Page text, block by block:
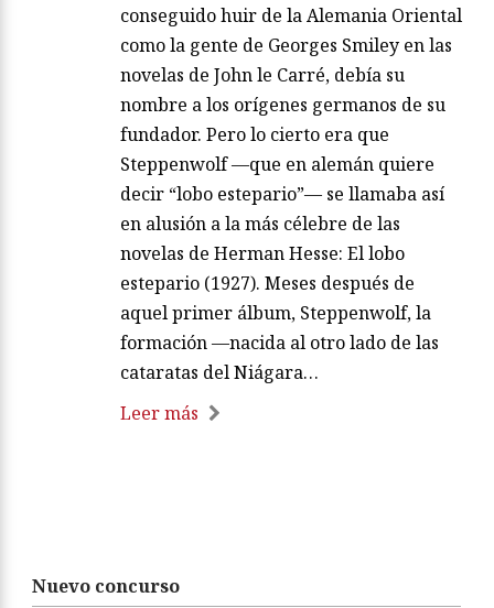
conseguido huir de la Alemania Oriental
como la gente de Georges Smiley en las
novelas de John le Carré, debía su
nombre a los orígenes germanos de su
fundador. Pero lo cierto era que
Steppenwolf —que en alemán quiere
decir “lobo estepario”— se llamaba así
en alusión a la más célebre de las
novelas de Herman Hesse: El lobo
estepario (1927). Meses después de
aquel primer álbum, Steppenwolf, la
formación —nacida al otro lado de las
cataratas del Niágara…
Leer más
Nuevo concurso